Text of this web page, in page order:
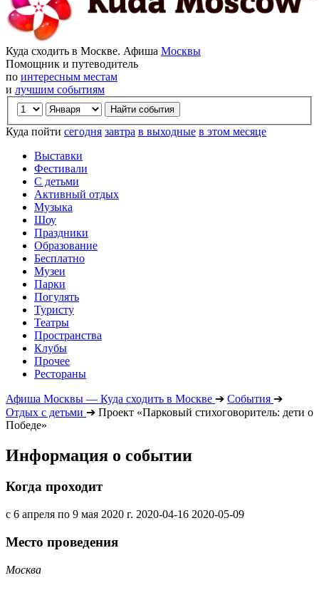
Куда сходить в Москве. Афиша Москвы
Помощник и путеводитель
по интересным местам
и лучшим событиям
Куда пойти сегодня завтра в выходные в этом месяце
Выставки
Фестивали
С детьми
Активный отдых
Музыка
Шоу
Праздники
Образование
Бесплатно
Музеи
Парки
Погулять
Туристу
Театры
Пространства
Клубы
Прочее
Рестораны
Афиша Москвы — Куда сходить в Москве ➔ События ➔
Отдых с детьми ➔ Проект «Парковый стихоговоритель: дети о
Победе»
Информация о событии
Когда проходит
с 6 апреля по 9 мая 2020 г. 2020-04-16 2020-05-09
Место проведения
Москва